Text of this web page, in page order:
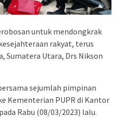
untuk mendongkrak
rakyat, terus
Sumatera Utara, Drs Nikson
sejumlah pimpinan
Kementerian PUPR di Kantor
Rabu (08/03/2023) lalu.